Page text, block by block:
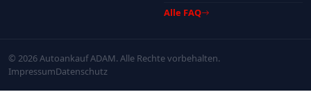
Alle FAQ
© 2026 Autoankauf ADAM. Alle Rechte vorbehalten.
ImpressumDatenschutz